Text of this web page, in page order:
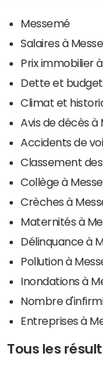
Messemé
Salaires à
Prix immobilier
Dette et
Climat et
Avis de décès à
Accidents de
Classement
Collège à
Crèches à
Maternités à
Délinquance à
Pollution à
Inondations à
Nombre
Entreprises à
Tous les